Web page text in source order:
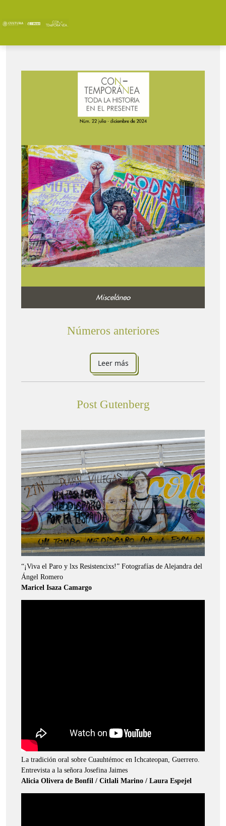
Números anteriores
Leer más
Post Gutenberg
“¡Viva el Paro y lxs Resistencixs!” Fotografías de Alejandra del
Ángel Romero
Maricel Isaza Camargo
La tradición oral sobre Cuauhtémoc en Ichcateopan, Guerrero.
Entrevista a la señora Josefina Jaimes
Alicia Olivera de Bonfil / Citlali Marino / Laura Espejel